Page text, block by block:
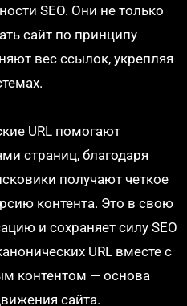
SEO. Они не только
сайт по принципу
вес ссылок, укрепляя
URL помогают
страниц, благодаря
получают четкое
контента. Это в свою
и сохраняет силу SEO
URL вместе с
контентом — основа
сайта.